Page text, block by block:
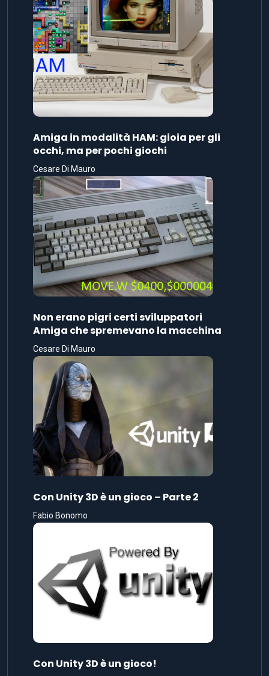
Amiga in modalità HAM: gioia per gli
occhi, ma per pochi giochi
Cesare Di Mauro
Non erano pigri certi sviluppatori
Amiga che spremevano la macchina
Cesare Di Mauro
Con Unity 3D è un gioco – Parte 2
Fabio Bonomo
Con Unity 3D è un gioco!